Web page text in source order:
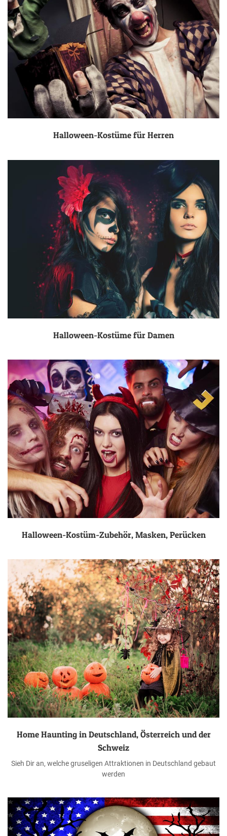
Halloween-Kostüme für Herren
Halloween-Kostüme für Damen
Halloween-Kostüm-Zubehör, Masken, Perücken
Home Haunting in Deutschland, Österreich und der
Schweiz
Sieh Dir an, welche gruseligen Attraktionen in Deutschland gebaut
werden